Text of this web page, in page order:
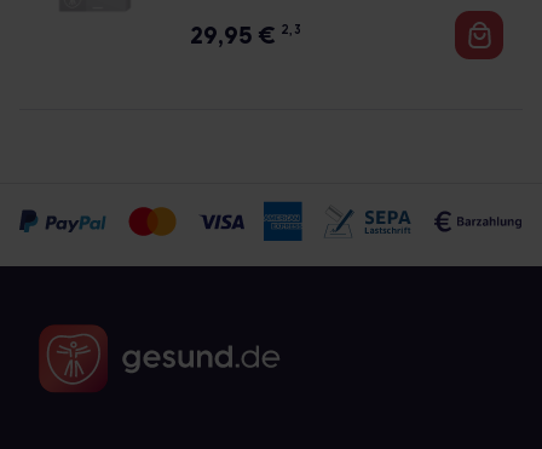
29,95 € 2, 3